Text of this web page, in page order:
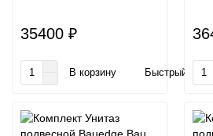
35400 ₽
В корзину Быстрый заказ